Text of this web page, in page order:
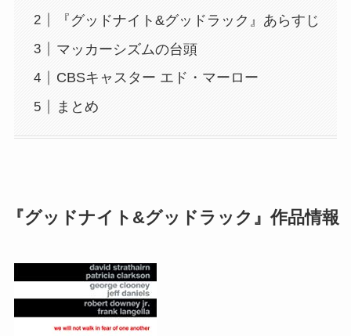
『グッドナイト&グッドラック』あらすじ
マッカーシズムの台頭
CBSキャスター エド・マーロー
まとめ
『グッドナイト&グッドラック』作品情報